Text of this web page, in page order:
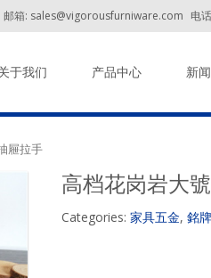
电
邮箱: sales@vigorousfurniware.com
于我们 产品中心 新闻
屜拉手
高档花岗岩大
Categories: 家具五金, 銘